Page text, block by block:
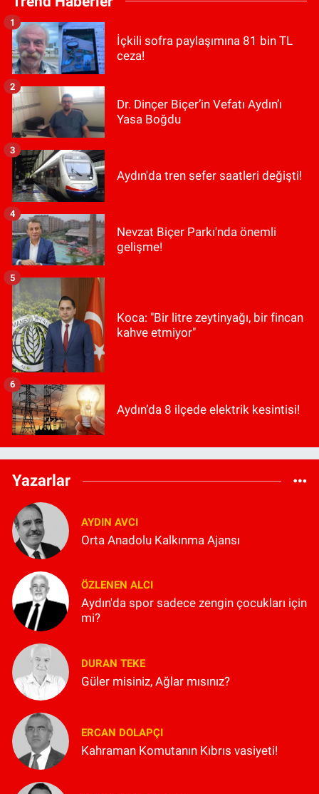
İçkili sofra paylaşımına 81 bin TL
ceza!
1
Dr. Dinçer Biçer’in Vefatı Aydın’ı
Yasa Boğdu
2
Aydın'da tren sefer saatleri değişti!
3
Nevzat Biçer Parkı'nda önemli
gelişme!
4
Koca: "Bir litre zeytinyağı, bir fincan
kahve etmiyor"
5
Aydın’da 8 ilçede elektrik kesintisi!
6
Yazarlar
AYDIN AVCI
Orta Anadolu Kalkınma Ajansı
ÖZLENEN ALCI
Aydın'da spor sadece zengin çocukları için
mi?
DURAN TEKE
Güler misiniz, Ağlar mısınız?
ERCAN DOLAPÇI
Kahraman Komutanın Kıbrıs vasiyeti!